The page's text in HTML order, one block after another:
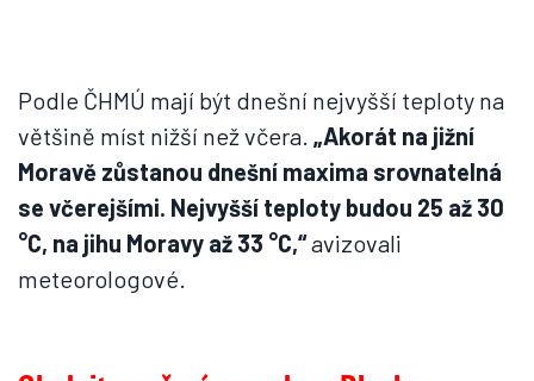
Podle ČHMÚ mají být dnešní nejvyšší teploty na
většině míst nižší než včera. „Akorát na jižní
Moravě zůstanou dnešní maxima srovnatelná
se včerejšími. Nejvyšší teploty budou 25 až 30
°C, na jihu Moravy až 33 °C,“avizovali
meteorologové.